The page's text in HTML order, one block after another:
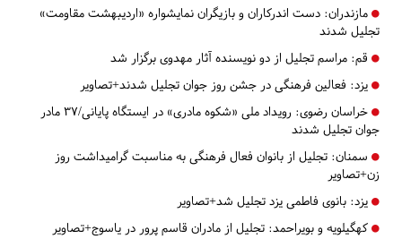
مازندران: دست اندرکاران و بازیگران نمایشواره «اردیبهشت مقاومت»
تجلیل شدند
قم: مراسم تجلیل از دو نویسنده آثار مهدوی برگزار شد
یزد: فعالین فرهنگی در جشن روز جوان تجلیل شدند+تصاویر
خراسان رضوی:
رویداد ملی «شکوه مادری» در ایستگاه پایانی/37 مادر
جوان تجلیل شدند
سمنان: تجلیل از بانوان فعال فرهنگی به مناسبت گرامیداشت روز
زن+تصاویر
یزد: بانوی فاطمی یزد تجلیل شد+تصاویر
کهگیلویه و بویراحمد: تجلیل از مادران قاسم پرور در یاسوج+تصاویر